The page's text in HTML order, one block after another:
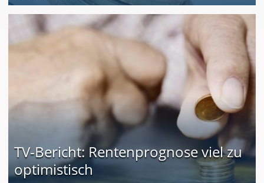
TV-Bericht: Rentenprognose viel zu
optimistisch